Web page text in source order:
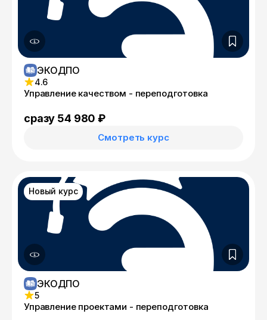
ЭКОДПО
4.6
Управление качеством - переподготовка
сразу 54 980 ₽
Смотреть курс
Новый курс
ЭКОДПО
5
Управление проектами - переподготовка